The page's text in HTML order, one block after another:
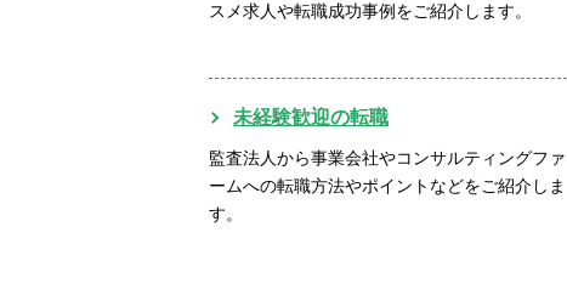
スメ求人や転職成功事例をご紹介します。
未経験歓迎の転職
監査法人から事業会社やコンサルティングファ
ームへの転職方法やポイントなどをご紹介しま
す。